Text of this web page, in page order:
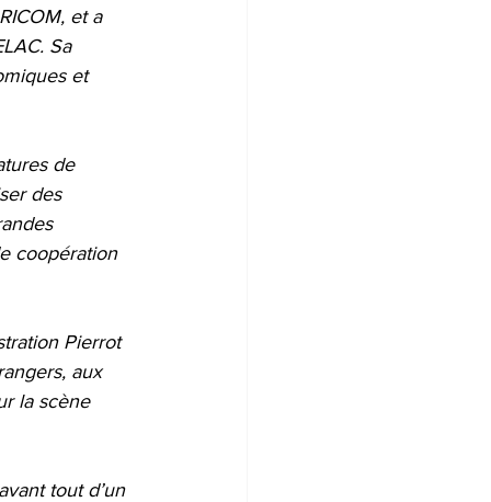
et a
Sa
et
de
des
coopération
Pierrot
aux
la scène
tout d’un